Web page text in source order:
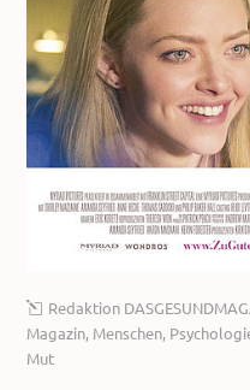
Redaktion
Magazin, Menschen,
Mut